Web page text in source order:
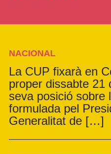
NACIONAL
La CUP fixarà en
proper dissabte 21
seva posició sobre
formulada pel
Generalitat de […]